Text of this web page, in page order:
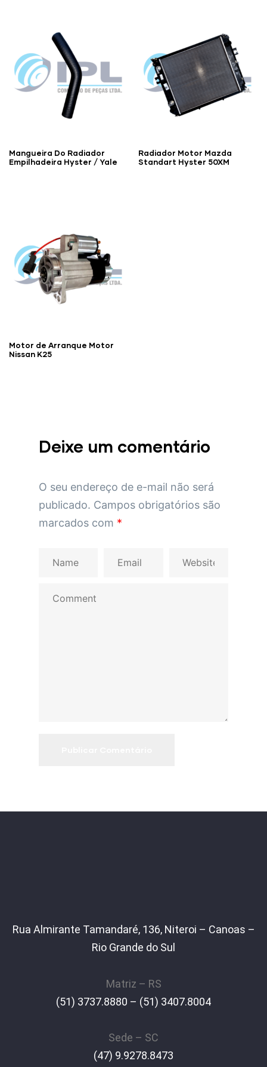
Mangueira Do Radiador
Empilhadeira Hyster / Yale
Radiador Motor Mazda
Standart Hyster 50XM
Motor de Arranque Motor
Nissan K25
Deixe um comentário
O seu endereço de e-mail não será
publicado. Campos obrigatórios são
marcados com *
Rua Almirante Tamandaré, 136, Niteroi – Canoas –
Rio Grande do Sul
Matriz – RS
(51) 3737.8880 – (51) 3407.8004
Sede – SC
(47) 9.9278.8473